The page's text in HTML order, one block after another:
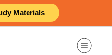
Materials